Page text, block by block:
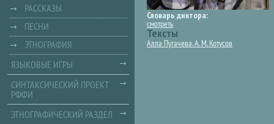
Словарь диктора:
смотреть
Тексты
Алла Пугачева. А. М. Котусов
РАССКАЗЫ
ПЕСНИ
ЭТНОГРАФИЯ
ЯЗЫКОВЫЕ ИГРЫ
СИНТАКСИЧЕСКИЙ ПРОЕКТ
РФФИ
ЭТНОГРАФИЧЕСКИЙ РАЗДЕЛ